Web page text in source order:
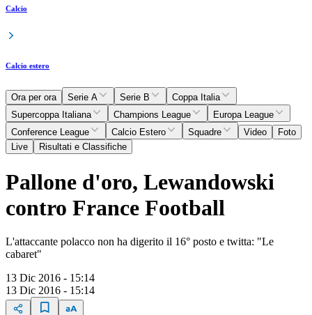
Calcio
Calcio estero
Ora per ora Serie A Serie B
Coppa Italia
Supercoppa Italiana
Champions League
Europa League
Conference League
Calcio Estero Squadre Video
Foto
Live
Risultati e Classifiche
Pallone d'oro, Lewandowski
contro France Football
L'attaccante polacco non ha digerito il 16° posto e twitta: "Le
cabaret"
13 Dic 2016 - 15:14
13 Dic 2016 - 15:14